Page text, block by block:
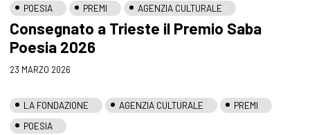
POESIA PREMI AGENZIA CULTURALE
Consegnato a Trieste il Premio Saba
Poesia 2026
23 MARZO 2026
LA FONDAZIONE AGENZIA CULTURALE
PREMI
POESIA